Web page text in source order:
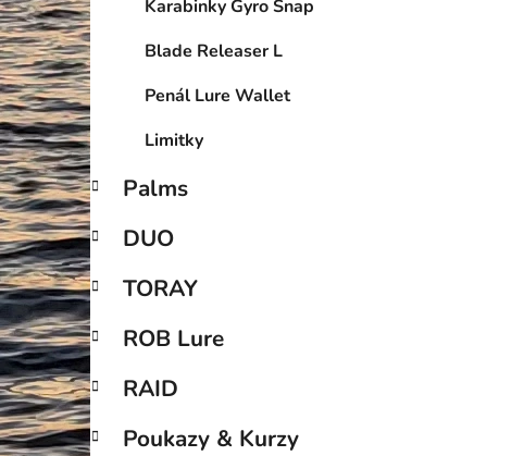
Karabinky Gyro Snap
Blade Releaser L
Penál Lure Wallet
Limitky
Palms
DUO
TORAY
ROB Lure
RAID
Poukazy & Kurzy